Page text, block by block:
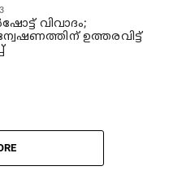
വിവാദം;
ഉത്തരവിട്ട്